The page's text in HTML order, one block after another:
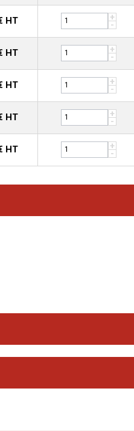
HT +
-
HT +
-
HT +
-
HT +
-
HT +
-